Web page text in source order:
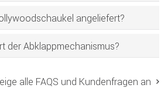
angeliefert?
der Abklappmechanismus?
alle FAQS und Kundenfragen an